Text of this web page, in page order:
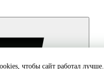
чтобы сайт работал лучше.